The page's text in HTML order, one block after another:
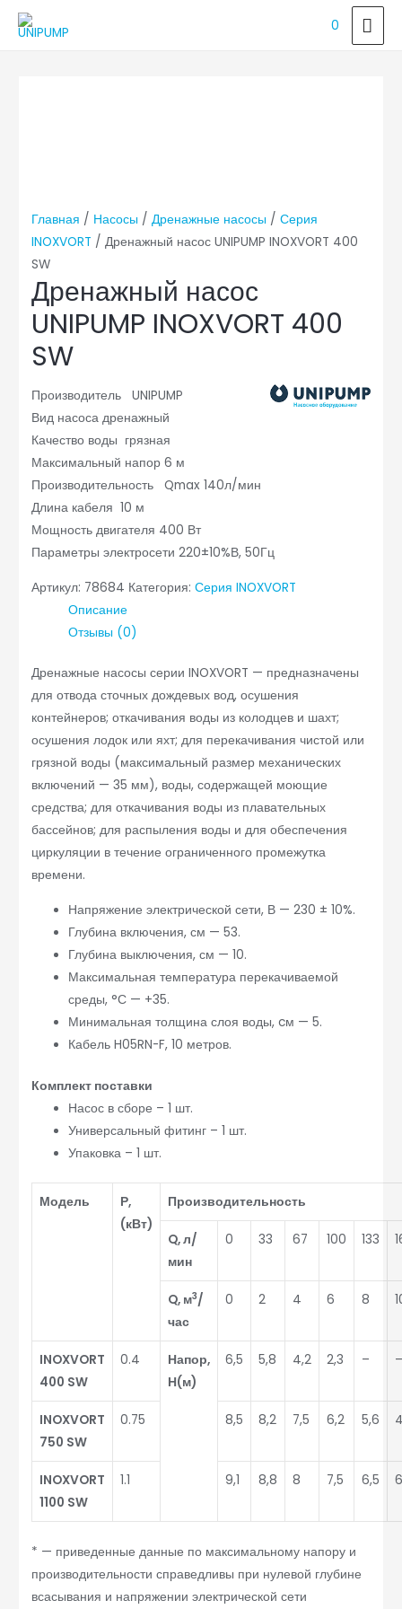
0
Главная / Насосы/ Дренажные насосы/ Серия
INOXVORT / Дренажный насос UNIPUMP INOXVORT 400
SW
Дренажный насос
UNIPUMP INOXVORT 400
SW
Производитель UNIPUMP
Вид насоса дренажный
Качество воды грязная
Максимальный напор 6 м
Производительность Qmax 140л/мин
Длина кабеля 10 м
Мощность двигателя 400 Вт
Параметры электросети 220±10%В, 50Гц
Артикул: 78684 Категория: Серия INOXVORT
Описание
Отзывы (0)
Дренажные насосы серии INOXVORT — предназначены
для отвода сточных дождевых вод, осушения
контейнеров; откачивания воды из колодцев и шахт;
осушения лодок или яхт; для перекачивания чистой или
грязной воды (максимальный размер механических
включений — 35 мм), воды, содержащей моющие
средства; для откачивания воды из плавательных
бассейнов; для распыления воды и для обеспечения
циркуляции в течение ограниченного промежутка
времени.
Напряжение электрической сети, В — 230 ± 10%.
Глубина включения, см — 53.
Глубина выключения, см — 10.
Максимальная температура перекачиваемой
среды, °С — +35.
Минимальная толщина слоя воды, cм — 5.
Кабель H05RN-F, 10 метров.
Комплект поставки
Насос в сборе – 1 шт.
Универсальный фитинг – 1 шт.
Упаковка – 1 шт.
Модель
Р,
(кВт)
Производительность
Q, л/
мин
0 33 67 100 133
Q, м3/
час
0 2 4 6 8
INOXVORT
400 SW
0.4
Напор,
Н(м)
6,5 5,8 4,2 2,3 – –
INOXVORT
750 SW
0.75 8,5 8,2 7,5 6,2 5,6
INOXVORT
1100 SW
1.1 9,1 8,8 8 7,5 6,5 6
* — приведенные данные по максимальному напору и
производительности справедливы при нулевой глубине
всасывания и напряжении электрической сети